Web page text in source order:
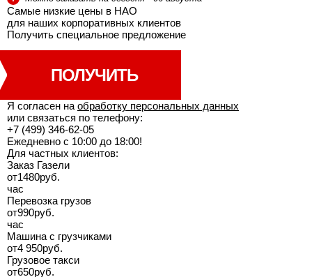
Самые низкие цены в НАО
для наших корпоративных клиентов
Получить специальное предложение
ПОЛУЧИТЬ
Я согласен на обработку персональных данных
или связаться по телефону:
+7 (499) 346-62-05
Ежедневно с 10:00 до 18:00!
Для частных клиентов:
Заказ Газели
от1480руб.
час
Перевозка грузов
от990руб.
час
Машина с грузчиками
от4 950руб.
Грузовое такси
от650руб.